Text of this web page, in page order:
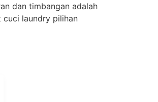
dan timbangan adalah
cuci laundry pilihan